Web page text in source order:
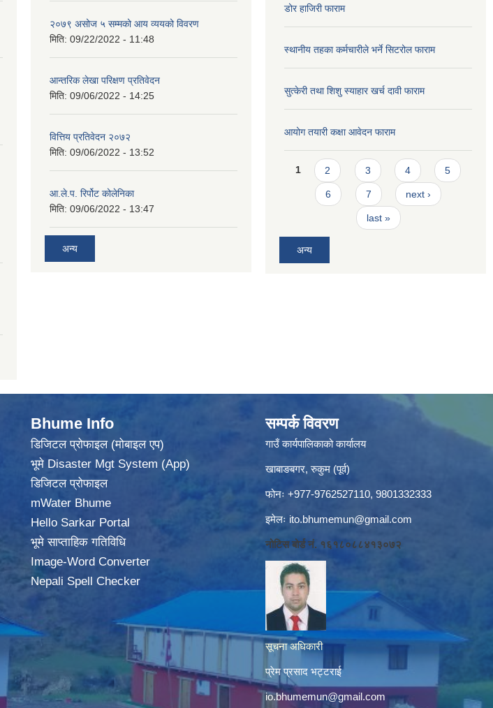
२०७९ असोज ५ सम्मको आय व्ययको विवरण
मिति: 09/22/2022 - 11:48
आन्तरिक लेखा परिक्षण प्रतिवेदन
मिति: 09/06/2022 - 14:25
वित्तिय प्रतिवेदन २०७२
मिति: 09/06/2022 - 13:52
आ.ले.प. रिर्पोट कोलेनिका
मिति: 09/06/2022 - 13:47
अन्य
डोर हाजिरी फाराम
स्थानीय तहका कर्मचारीले भर्ने सिटरोल फाराम
सुत्केरी तथा शिशु स्याहार खर्च दावी फाराम
आयोग तयारी कक्षा आवेदन फाराम
Pages
1 2 3 4 5
6 7 next ›
last »
अन्य
Bhume Info
डिजिटल प्रोफाइल (मोबाइल एप)
भूमे Disaster Mgt System (App)
डिजिटल प्रोफाइल
mWater Bhume
Hello Sarkar Portal
भूमे साप्ताहिक गतिविधि
Image-Word Converter
Nepali Spell Checker
सम्पर्क विवरण
गाउँ कार्यपालिकाको कार्यालय
खाबाङबगर, रुकुम (पूर्व)
फोनः +977-9762527110, 9801332333
इमेलः ito.bhumemun@gmail.com
नोटिस बोर्ड नं. १६१८०८८४१३०७२
सूचना अधिकारी
प्रेम प्रसाद भट्टराई
io.bhumemun@gmail.com